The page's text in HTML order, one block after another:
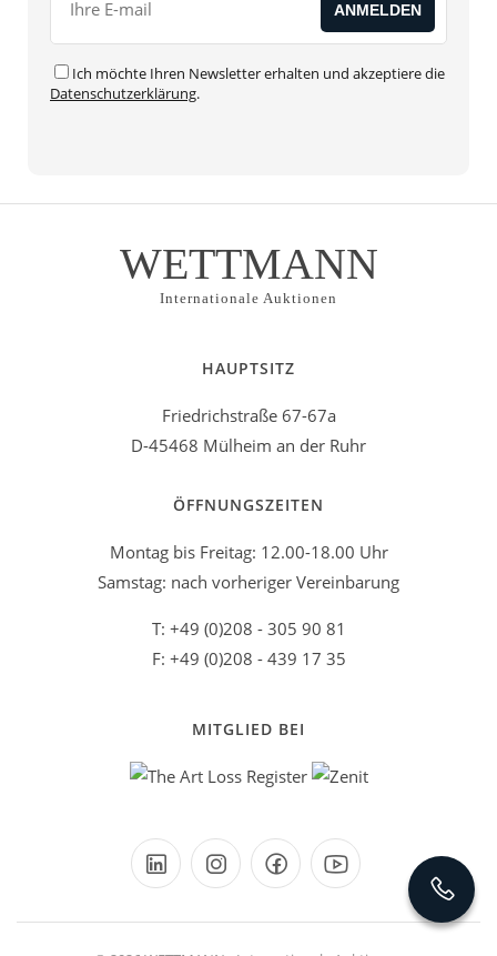
Ich möchte Ihren Newsletter erhalten und akzeptiere die
Datenschutzerklärung.
WETTMANN
Internationale Auktionen
HAUPTSITZ
Friedrichstraße 67-67a
D-45468 Mülheim an der Ruhr
ÖFFNUNGSZEITEN
Montag bis Freitag: 12.00-18.00 Uhr
Samstag: nach vorheriger Vereinbarung
T: +49 (0)208 - 305 90 81
F: +49 (0)208 - 439 17 35
MITGLIED BEI